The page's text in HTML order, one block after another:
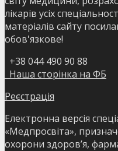
лікарів усіх
матеріалів сайту
обов'язкове!
+38 044 490 90 88
Наша сторінка на ФБ
Реєстрація
Електронна версія
«Медпросвіта»,
охорони здоров’я,